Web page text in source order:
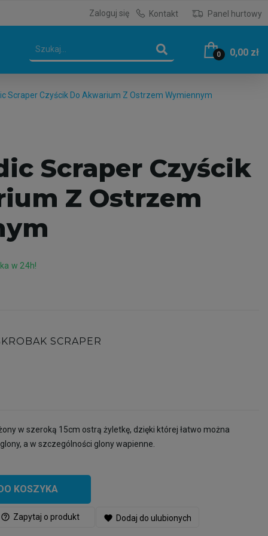
Zaloguj się Kontakt Panel hurtowy
0 0,00 zł
Scraper Czyścik Do Akwarium Z Ostrzem Wymiennym
Scraper Czyścik
Z Ostrzem
w 24h!
SCRAPER
w szeroką 15cm ostrą żyletkę, dzięki której łatwo można
a w szczególności glony wapienne.
KOSZYKA
help_outline Zapytaj o produkt favorite Dodaj do ulubionych